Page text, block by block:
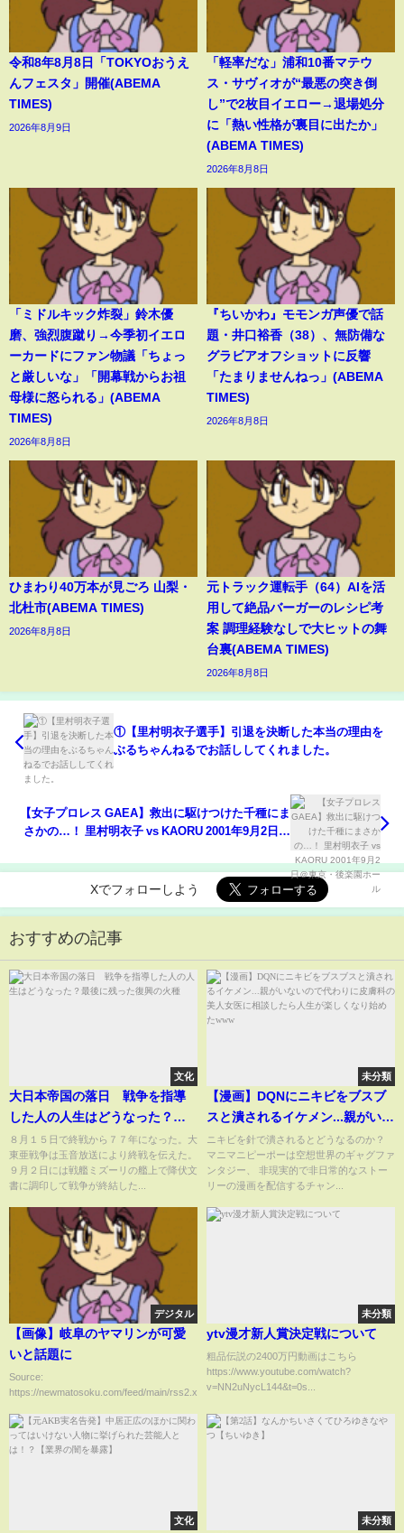
令和8年8月8日「TOKYOおうえ
んフェスタ」開催(ABEMA
TIMES)
2026年8月9日
「軽率だな」浦和10番マテウ
ス・サヴィオが“最悪の突き倒
し”で2枚目イエロー→退場処分
に「熱い性格が裏目に出たか」
(ABEMA TIMES)
2026年8月8日
「ミドルキック炸裂」鈴木優
磨、強烈腹蹴り→今季初イエロ
ーカードにファン物議「ちょっ
と厳しいな」「開幕戦からお祖
母様に怒られる」(ABEMA
TIMES)
2026年8月8日
『ちいかわ』モモンガ声優で話
題・井口裕香（38）、無防備な
グラビアオフショットに反響
「たまりませんねっ」(ABEMA
TIMES)
2026年8月8日
ひまわり40万本が見ごろ 山梨・
北杜市(ABEMA TIMES)
2026年8月8日
元トラック運転手（64）AIを活
用して絶品バーガーのレシピ考
案 調理経験なしで大ヒットの舞
台裏(ABEMA TIMES)
2026年8月8日
①【里村明衣子選手】引退を決断した本当の理由を
ぶるちゃんねるでお話ししてくれました。
【女子プロレス GAEA】救出に駆けつけた千種にま
さかの…！ 里村明衣子 vs KAORU 2001年9月2日＠
Xでフォローしよう
おすすめの記事
文化
大日本帝国の落日 戦争を指導
した人の人生はどうなった？最
後に残った復興の火種
８月１５日で終戦から７７年になった。大
東亜戦争は玉音放送により終戦を伝えた。
９月２日には戦艦ミズーリの艦上で降伏文
書に調印して戦争が終結した...
未分類
【漫画】DQNにニキビをブスブ
スと潰されるイケメン...親がいな
いので代わりに皮膚科の美人女
医に相談したら人生が楽しくな
り始めたwww
ニキビを針で潰されるとどうなるのか？
マニマニピーポーは空想世界のギャグファ
ンタジー、 非現実的で非日常的なストー
リーの漫画を配信するチャン...
デジタル
【画像】岐阜のヤマリンが可愛
いと話題に
Source:
https://newmatosoku.com/feed/main/rss2.xml...
未分類
ytv漫才新人賞決定戦について
粗品伝説の2400万円動画はこちら
https://www.youtube.com/watch?
v=NN2uNycL144&t=0s...
文化 未分類